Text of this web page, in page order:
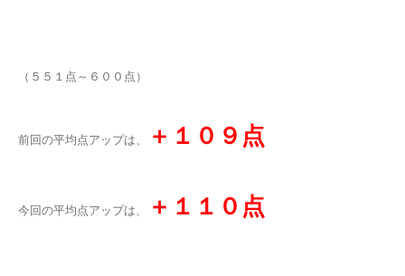
（５５１点～６００点）
前回の平均点アップは、 ＋１０９点
今回の平均点アップは、 ＋１１０点